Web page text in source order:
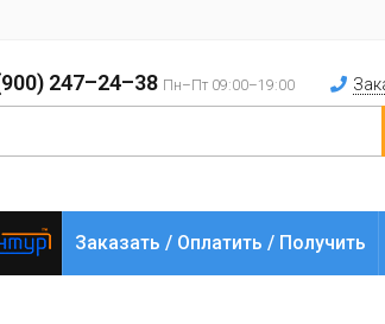
247–24–38 Пн–Пт 09:00–19:00
Заказать / Оплатить / Получить